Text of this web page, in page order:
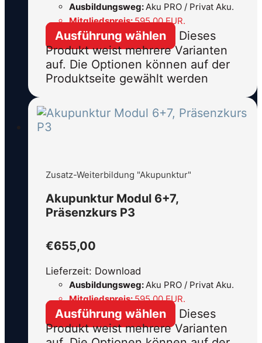
Ausbildungsweg:Aku PRO / Privat Aku.
Mitgliedspreis:595,00 EUR.
Ausführung wählen
Dieses
Produkt weist mehrere Varianten
auf. Die Optionen können auf der
Produktseite gewählt werden
Zusatz-Weiterbildung "Akupunktur"
Akupunktur Modul 6+7,
Präsenzkurs P3
€655,00
Lieferzeit: Download
Ausbildungsweg:Aku PRO / Privat Aku.
Mitgliedspreis:595,00 EUR.
Ausführung wählen
Dieses
Produkt weist mehrere Varianten